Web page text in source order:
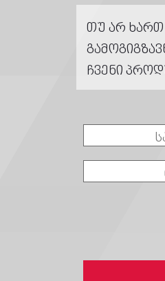
თუ არ ხართ
ჩვენი